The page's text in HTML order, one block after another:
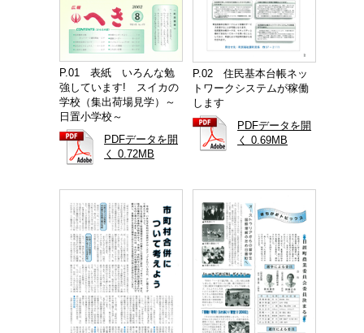
P.01 表紙 いろんな勉
強しています! スイカの
学校（集出荷場見学）～
日置小学校～
PDFデータを開
く 0.72MB
P.02 住民基本台帳ネッ
トワークシステムが稼働
します
PDFデータを開
く 0.69MB